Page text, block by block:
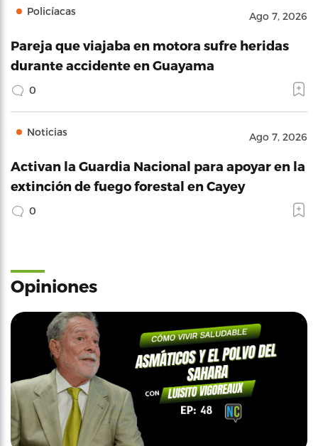
Policíacas Ago 7, 2026
Pareja que viajaba en motora sufre heridas
durante accidente en Guayama
0
Noticias Ago 7, 2026
Activan la Guardia Nacional para apoyar en la
extinción de fuego forestal en Cayey
0
Opiniones